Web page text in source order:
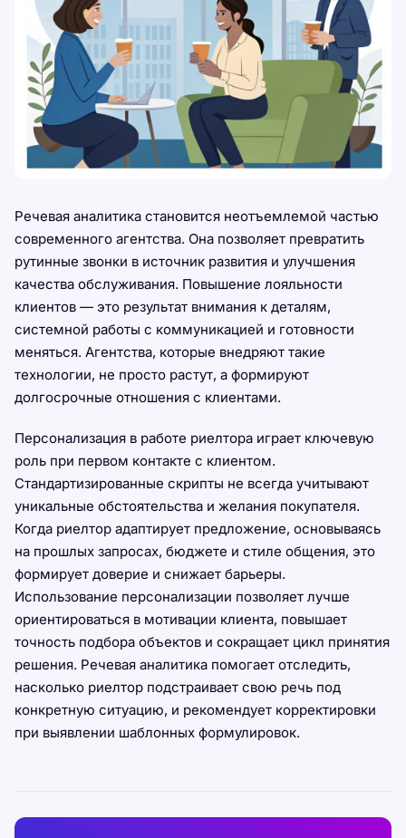
Речевая аналитика становится неотъемлемой частью
современного агентства. Она позволяет превратить
рутинные звонки в источник развития и улучшения
качества обслуживания. Повышение лояльности
клиентов — это результат внимания к деталям,
системной работы с коммуникацией и готовности
меняться. Агентства, которые внедряют такие
технологии, не просто растут, а формируют
долгосрочные отношения с клиентами.
Персонализация в работе риелтора играет ключевую
роль при первом контакте с клиентом.
Стандартизированные скрипты не всегда учитывают
уникальные обстоятельства и желания покупателя.
Когда риелтор адаптирует предложение, основываясь
на прошлых запросах, бюджете и стиле общения, это
формирует доверие и снижает барьеры.
Использование персонализации позволяет лучше
ориентироваться в мотивации клиента, повышает
точность подбора объектов и сокращает цикл принятия
решения. Речевая аналитика помогает отследить,
насколько риелтор подстраивает свою речь под
конкретную ситуацию, и рекомендует корректировки
при выявлении шаблонных формулировок.